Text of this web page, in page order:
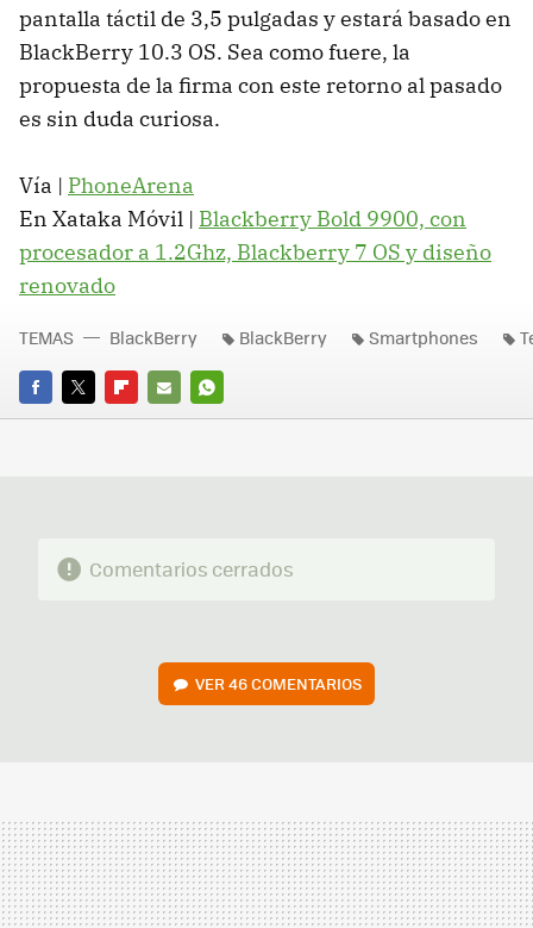
pantalla táctil de 3,5 pulgadas y estará basado en
BlackBerry 10.3 OS. Sea como fuere, la
propuesta de la firma con este retorno al pasado
es sin duda curiosa.
Vía | PhoneArena
En Xataka Móvil | Blackberry Bold 9900, con
procesador a 1.2Ghz, Blackberry 7 OS y diseño
renovado
FACEBOOK
TWITTERFLIPBOARD
E-
WHATSAPP
TEMAS BlackBerry BlackBerry Smartphones
Comentarios cerrados
VER46 COMENTARIOS